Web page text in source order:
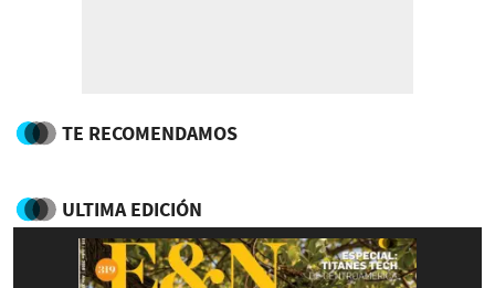
TE RECOMENDAMOS
ULTIMA EDICIÓN